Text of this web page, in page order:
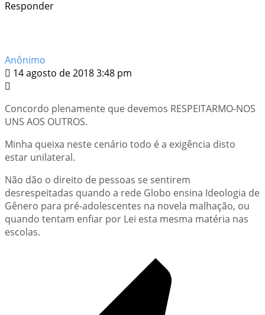
Responder
Anônimo
14 agosto de 2018 3:48 pm
Concordo plenamente que devemos RESPEITARMO-NOS
UNS AOS OUTROS.
Minha queixa neste cenário todo é a exigência disto
estar unilateral.
Não dão o direito de pessoas se sentirem
desrespeitadas quando a rede Globo ensina Ideologia de
Gênero para pré-adolescentes na novela malhação, ou
quando tentam enfiar por Lei esta mesma matéria nas
escolas.